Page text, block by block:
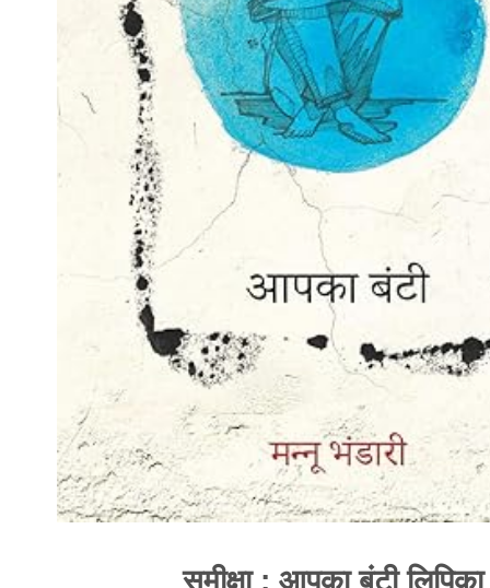
समीक्षा : आपका बंटी लिपिका